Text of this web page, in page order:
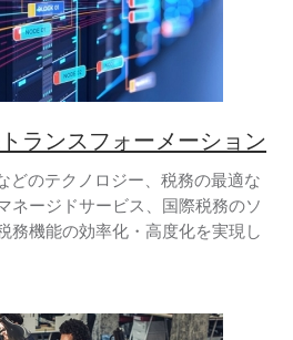
ランスフォーメーション
どのテクノロジー、税務の最適な
ネージドサービス、国際税務のソ
務機能の効率化・高度化を実現し